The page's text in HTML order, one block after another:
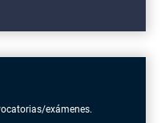
exámenes.